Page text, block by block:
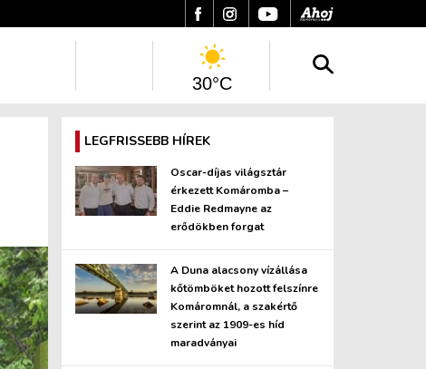
30°C
LEGFRISSEBB HÍREK
Oscar-díjas világsztár
érkezett Komáromba –
Eddie Redmayne az
erődökben forgat
A Duna alacsony vízállása
kőtömböket hozott felszínre
Komáromnál, a szakértő
szerint az 1909-es híd
maradványai